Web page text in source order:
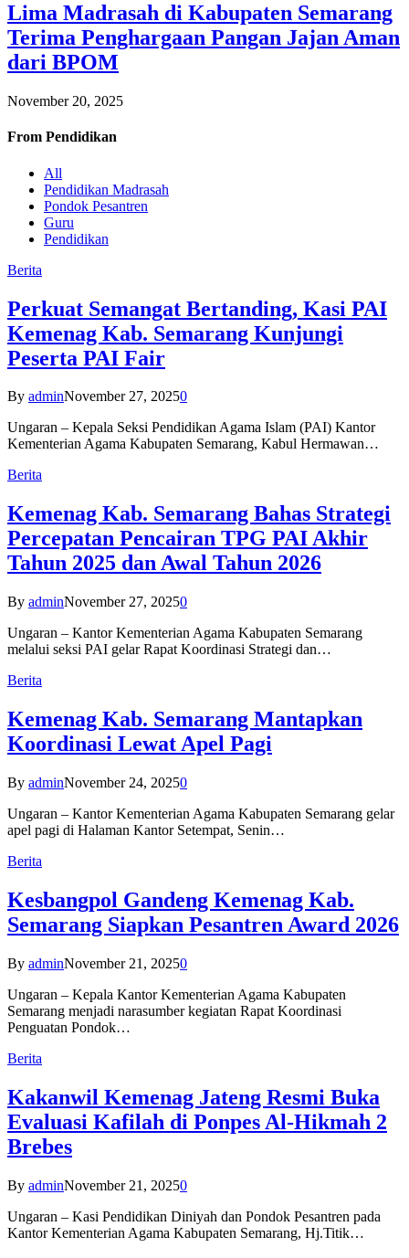
Lima Madrasah di Kabupaten Semarang
Terima Penghargaan Pangan Jajan Aman
dari BPOM
November 20, 2025
From Pendidikan
All
Pendidikan Madrasah
Pondok Pesantren
Guru
Pendidikan
Berita
Perkuat Semangat Bertanding, Kasi PAI
Kemenag Kab. Semarang Kunjungi
Peserta PAI Fair
By adminNovember 27, 20250
Ungaran – Kepala Seksi Pendidikan Agama Islam (PAI) Kantor
Kementerian Agama Kabupaten Semarang, Kabul Hermawan…
Berita
Kemenag Kab. Semarang Bahas Strategi
Percepatan Pencairan TPG PAI Akhir
Tahun 2025 dan Awal Tahun 2026
By adminNovember 27, 20250
Ungaran – Kantor Kementerian Agama Kabupaten Semarang
melalui seksi PAI gelar Rapat Koordinasi Strategi dan…
Berita
Kemenag Kab. Semarang Mantapkan
Koordinasi Lewat Apel Pagi
By adminNovember 24, 20250
Ungaran – Kantor Kementerian Agama Kabupaten Semarang gelar
apel pagi di Halaman Kantor Setempat, Senin…
Berita
Kesbangpol Gandeng Kemenag Kab.
Semarang Siapkan Pesantren Award 2026
By adminNovember 21, 20250
Ungaran – Kepala Kantor Kementerian Agama Kabupaten
Semarang menjadi narasumber kegiatan Rapat Koordinasi
Penguatan Pondok…
Berita
Kakanwil Kemenag Jateng Resmi Buka
Evaluasi Kafilah di Ponpes Al-Hikmah 2
Brebes
By adminNovember 21, 20250
Ungaran – Kasi Pendidikan Diniyah dan Pondok Pesantren pada
Kantor Kementerian Agama Kabupaten Semarang, Hj.Titik…